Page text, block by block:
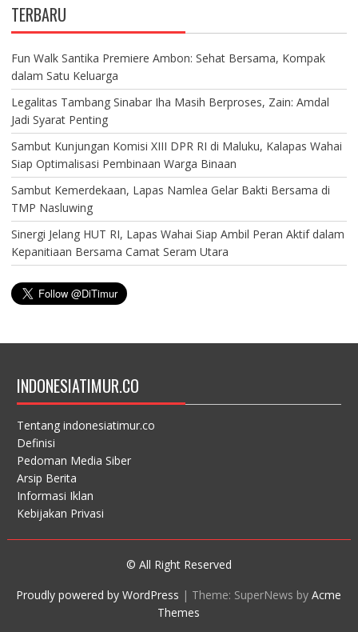
TERBARU
Fun Walk Santika Premiere Ambon: Sehat Bersama, Kompak
dalam Satu Keluarga
Legalitas Tambang Sinabar Iha Masih Berproses, Zain: Amdal
Jadi Syarat Penting
Sambut Kunjungan Komisi XIII DPR RI di Maluku, Kalapas Wahai
Siap Optimalisasi Pembinaan Warga Binaan
Sambut Kemerdekaan, Lapas Namlea Gelar Bakti Bersama di
TMP Nasluwing
Sinergi Jelang HUT RI, Lapas Wahai Siap Ambil Peran Aktif dalam
Kepanitiaan Bersama Camat Seram Utara
INDONESIATIMUR.CO
Tentang indonesiatimur.co
Definisi
Pedoman Media Siber
Arsip Berita
Informasi Iklan
Kebijakan Privasi
© All Right Reserved
Proudly powered by WordPress | Theme: SuperNews byAcme
Themes